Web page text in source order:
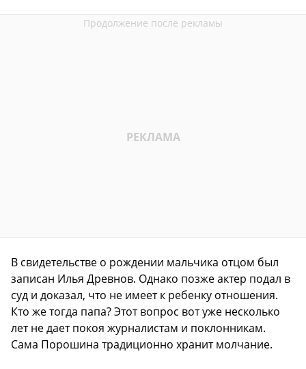
В свидетельстве о рождении мальчика отцом был
записан Илья Древнов. Однако позже актер подал в
суд и доказал, что не имеет к ребенку отношения.
Кто же тогда папа? Этот вопрос вот уже несколько
лет не дает покоя журналистам и поклонникам.
Сама Порошина традиционно хранит молчание.